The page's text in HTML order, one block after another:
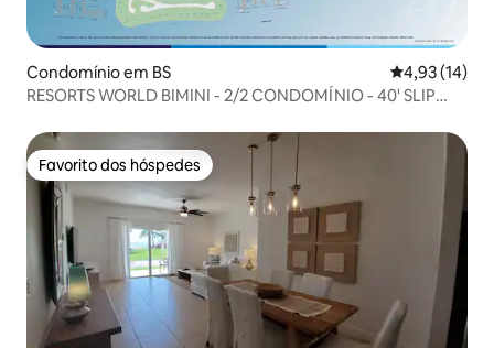
Condomínio em BS Classificação
4,93 (14)
RESORTS WORLD BIMINI - 2/2 CONDOMÍNIO - 40' SLIP
Favorito dos hóspedes
Favorito dos hóspedes